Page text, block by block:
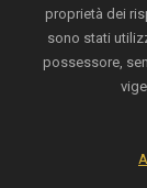
proprietà dei
sono stati
possessore,